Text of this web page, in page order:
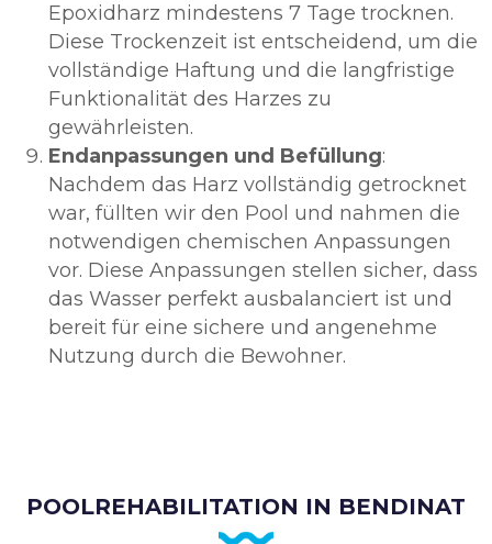
Epoxidharz mindestens 7 Tage trocknen.
Diese Trockenzeit ist entscheidend, um die
vollständige Haftung und die langfristige
Funktionalität des Harzes zu
gewährleisten.
Endanpassungen und Befüllung:
Nachdem das Harz vollständig getrocknet
war, füllten wir den Pool und nahmen die
notwendigen chemischen Anpassungen
vor. Diese Anpassungen stellen sicher, dass
das Wasser perfekt ausbalanciert ist und
bereit für eine sichere und angenehme
Nutzung durch die Bewohner.
POOLREHABILITATION IN BENDINAT